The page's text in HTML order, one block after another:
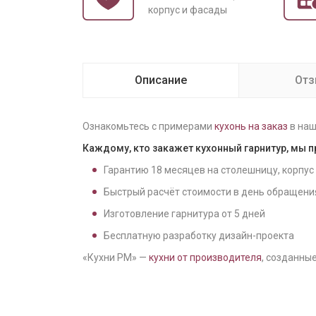
корпус и фасады
Описание
Ознакомьтесь с примерами кухонь на заказ в
Каждому, кто закажет кухонный гарнитур, мы
Гарантию 18 месяцев на столешницу,
Быстрый расчёт стоимости в день
Изготовление гарнитура от 5 дней
Бесплатную разработку дизайн-проекта
«Кухни РМ» — кухни от производителя,